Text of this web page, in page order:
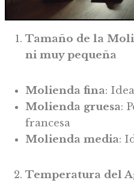
Tamaño de la
ni muy pequeña
Molienda fina:
Molienda gruesa:
francesa
Molienda media:
Temperatura del